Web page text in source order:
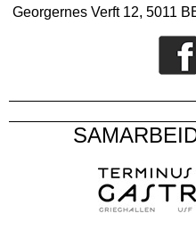
Georgernes Verft 12, 5011